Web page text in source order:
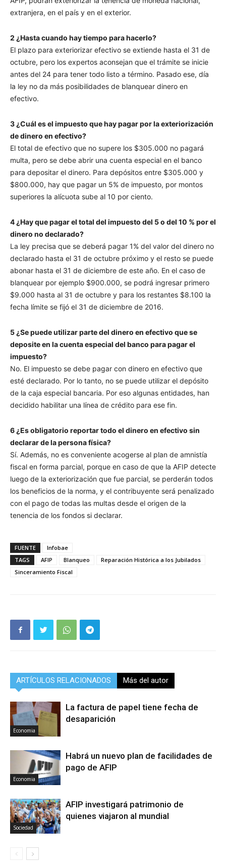
extranjera, en el país y en el exterior.
2 ¿Hasta cuando hay tiempo para hacerlo?
El plazo para exteriorizar efectivo se extiende hasta el 31 de
octubre, pero los expertos aconsejan que el trámite se inicie
antes del 24 para tener todo listo a término. Pasado ese, día
la ley no da más posibilidades de blanquear dinero en
efectivo.
3 ¿Cuál es el impuesto que hay pagar por la exteriorización
de dinero en efectivo?
El total de efectivo que no supere los $305.000 no pagará
multa, pero se debe abrir una cuenta especial en el banco
para depositar el dinero. Para depósitos entre $305.000 y
$800.000, hay que pagar un 5% de impuesto, por montos
superiores la alícuota sube al 10 por ciento.
4 ¿Hay que pagar el total del impuesto del 5 o del 10 % por el
dinero no declarado?
La ley precisa que se deberá pagar 1% del valor del dinero no
declarado hasta el 31 de octubre próximo y el resto se puede
abonar hasta el 31 de diciembre de este año. En el caso de
blanquear por ejemplo $900.000, se podrá ingresar primero
$9.000 hasta al 31 de octubre y para los restantes $8.100 la
fecha límite se fijó el 31 de diciembre de 2016.
5 ¿Se puede utilizar parte del dinero en efectivo que se
deposite en la cuenta especial del banco para pagar el
impuesto?
No. El impuesto se debe pagar con dinero en efectivo que
esté declarado. Por lo tanto, no se puede utilizar el depósito
de la caja especial bancaria. Por eso algunas entidades, han
decidido habilitar una línea de crédito para ese fin.
6 ¿Es obligatorio reportar todo el dinero en efectivo sin
declarar de la persona física?
Sí. Además, no es conveniente acogerse al plan de amnistía
fiscal en forma parcial, porque en caso de que la AFIP detecte
luego de la exteriorización que fue parcial, se perderán todos
los beneficios de la norma, y el contribuyente será penalizado
con el pago de todas las multas desde el origen de la
tenencia de los fondos si declarar.
FUENTE
Infobae
TAGS
AFIP Blanqueo
Reparación Histórica a los Jubilados
Sinceramiento Fiscal
ARTÍCULOS RELACIONADOS Más del autor
Economia
La factura de papel tiene fecha de
desaparición
Economia
Habrá un nuevo plan de facilidades de
pago de AFIP
Sociedad
AFIP investigará patrimonio de
quienes viajaron al mundial